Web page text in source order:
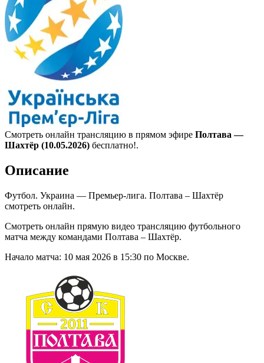
Смотреть онлайн трансляцию в прямом эфире Полтава —
Шахтёр (10.05.2026) бесплатно!.
Описание
Футбол. Украина — Премьер-лига. Полтава – Шахтёр
смотреть онлайн.
Смотреть онлайн прямую видео трансляцию футбольного
матча между командами Полтава – Шахтёр.
Начало матча: 10 мая 2026 в 15:30 по Москве.